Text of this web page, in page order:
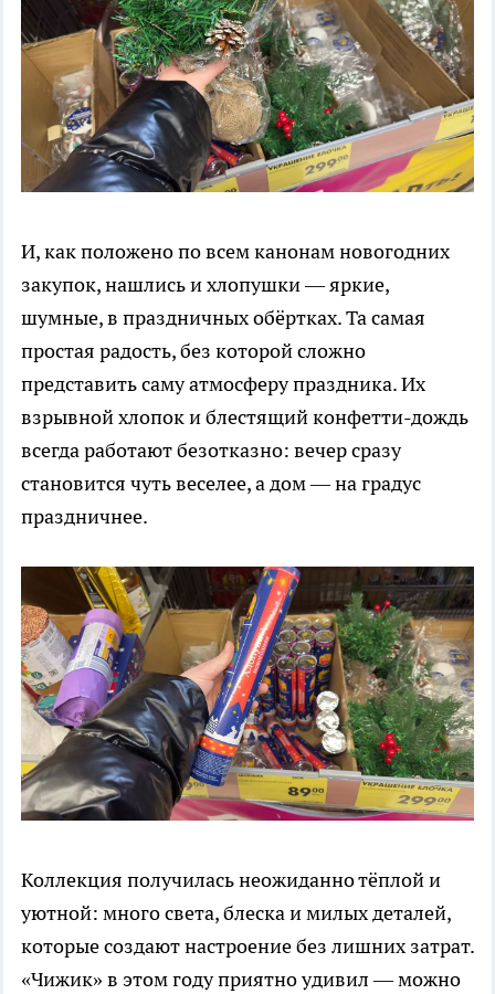
И, как положено по всем канонам новогодних
закупок, нашлись и хлопушки — яркие,
шумные, в праздничных обёртках. Та самая
простая радость, без которой сложно
представить саму атмосферу праздника. Их
взрывной хлопок и блестящий конфетти-дождь
всегда работают безотказно: вечер сразу
становится чуть веселее, а дом — на градус
праздничнее.
Коллекция получилась неожиданно тёплой и
уютной: много света, блеска и милых деталей,
которые создают настроение без лишних затрат.
«Чижик» в этом году приятно удивил — можно